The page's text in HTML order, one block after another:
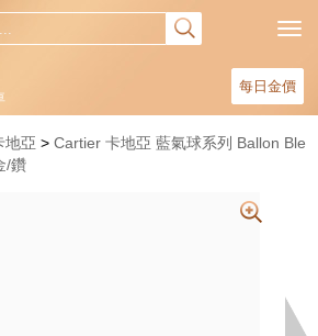
每日金價
地亞
Cartier 卡地亞 藍氣球系列 Ballon Ble
/鑽